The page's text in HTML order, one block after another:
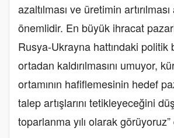
azaltılması ve üretimin
önemlidir. En büyük ihracat
Rusya-Ukrayna hattındaki politik
ortadan kaldırılmasını umuyor,
ortamının hafiflemesinin hedef
talep artışlarını tetikleyeceğini
toparlanma yılı olarak